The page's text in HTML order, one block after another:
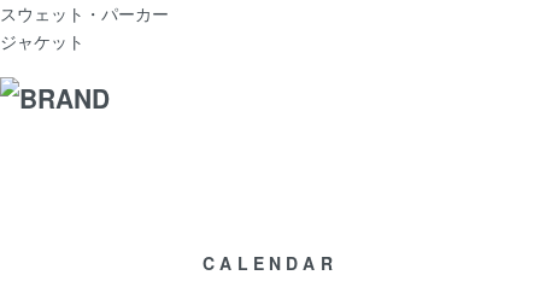
スウェット・パーカー
ジャケット
CALENDAR